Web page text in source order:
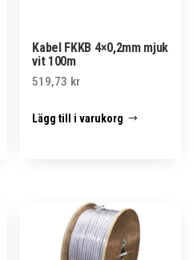
Kabel FKKB 4×0,2mm mjuk
vit 100m
519,73 kr
Lägg till i varukorg